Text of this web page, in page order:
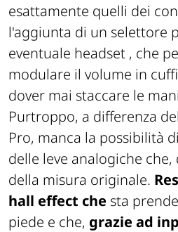
esattamente quelli dei
l'aggiunta di un selettore
eventuale headset , che
modulare il volume in
dover mai staccare le
Purtroppo, a differenza
Pro, manca la possibilità
delle leve analogiche
della misura originale.
hall effect che sta
piede e che, grazie ad